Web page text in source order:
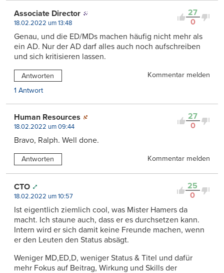
27
0
Associate Director
18.02.2022 um 13:48
Genau, und die ED/MDs machen häufig nicht mehr als
ein AD. Nur der AD darf alles auch noch aufschreiben
und sich kritisieren lassen.
Antworten
Kommentar melden
1 Antwort
27
0
Human Resources
18.02.2022 um 09:44
Bravo, Ralph. Well done.
Antworten Kommentar melden
25
0
CTO
18.02.2022 um 10:57
Ist eigentlich ziemlich cool, was Mister Hamers da
macht. Ich staune auch, dass er es durchsetzen kann.
Intern wird er sich damit keine Freunde machen, wenn
er den Leuten den Status absägt.
Weniger MD,ED,D, weniger Status & Titel und dafür
mehr Fokus auf Beitrag, Wirkung und Skills der